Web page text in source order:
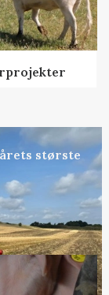
største